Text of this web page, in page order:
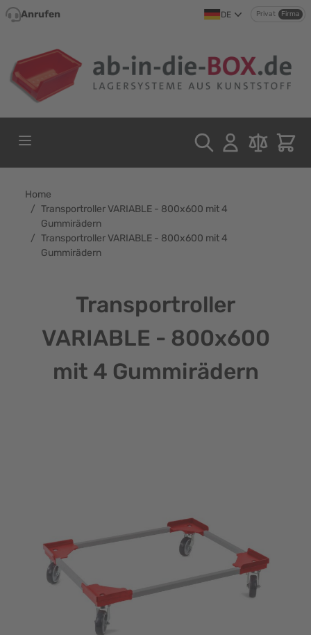
Direkt zum Inhalt
Anrufen DE Privat Firma
Home
/ Transportroller VARIABLE - 800x600 mit 4
Gummirädern
/ Transportroller VARIABLE - 800x600 mit 4
Gummirädern
Transportroller
VARIABLE - 800x600
mit 4 Gummirädern